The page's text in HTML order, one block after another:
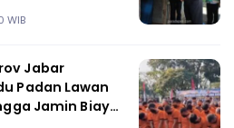
WIB
Jabar
Padan Lawan
Jamin Biaya